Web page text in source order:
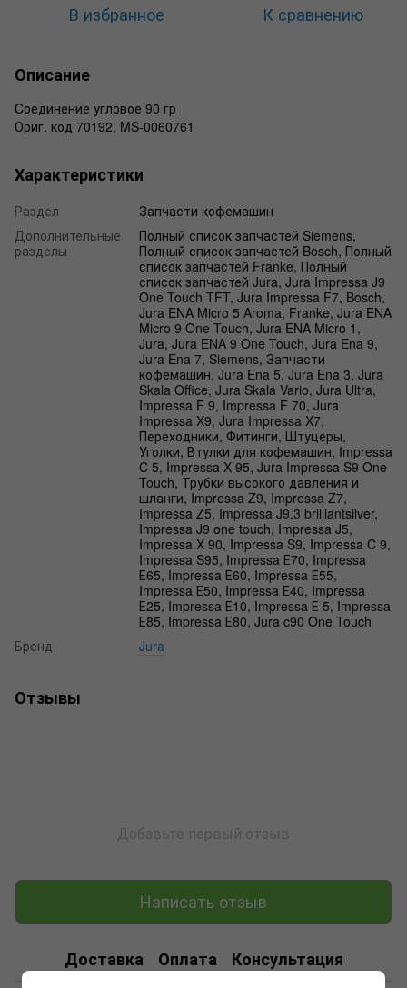
В избранное К сравнению
Описание
Cоединение угловое 90 гр
Ориг. код 70192, MS-0060761
Характеристики
Раздел
Запчасти кофемашин
Дополнительные
разделы
Полный список запчастей Siemens,
Полный список запчастей Bosch, Полный
список запчастей Franke, Полный
список запчастей Jura, Jura Impressa J9
One Touch TFT, Jura Impressa F7, Bosch,
Jura ENA Micro 5 Aroma, Franke, Jura ENA
Micro 9 One Touch, Jura ENA Micro 1,
Jura, Jura ENA 9 One Touch, Jura Ena 9,
Jura Ena 7, Siemens, Запчасти
кофемашин, Jura Ena 5, Jura Ena 3, Jura
Skala Office, Jura Skala Vario, Jura Ultra,
Impressa F 9, Impressa F 70, Jura
Impressa X9, Jura Impressa X7,
Переходники, Фитинги, Штуцеры,
Уголки, Втулки для кофемашин, Impressa
C 5, Impressa X 95, Jura Impressa S9 One
Touch, Трубки высокого давления и
шланги, Impressa Z9, Impressa Z7,
Impressa Z5, Impressa J9.3 brilliantsilver,
Impressa J9 one touch, Impressa J5,
Impressa X 90, Impressa S9, Impressa C 9,
Impressa S95, Impressa Е70, Impressa
Е65, Impressa Е60, Impressa Е55,
Impressa Е50, Impressa Е40, Impressa
Е25, Impressa Е10, Impressa Е 5, Impressa
Е85, Impressa Е80, Jura c90 One Touch
Бренд
Jura
Отзывы
Добавьте первый отзыв
Написать отзыв
Доставка Оплата Консультация